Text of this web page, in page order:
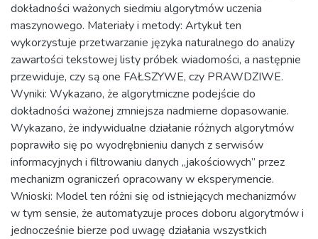
dokładności ważonych siedmiu algorytmów uczenia
maszynowego. Materiały i metody: Artykuł ten
wykorzystuje przetwarzanie języka naturalnego do analizy
zawartości tekstowej listy próbek wiadomości, a następnie
przewiduje, czy są one FAŁSZYWE, czy PRAWDZIWE.
Wyniki: Wykazano, że algorytmiczne podejście do
dokładności ważonej zmniejsza nadmierne dopasowanie.
Wykazano, że indywidualne działanie różnych algorytmów
poprawiło się po wyodrębnieniu danych z serwisów
informacyjnych i filtrowaniu danych „jakościowych” przez
mechanizm ograniczeń opracowany w eksperymencie.
Wnioski: Model ten różni się od istniejących mechanizmów
w tym sensie, że automatyzuje proces doboru algorytmów i
jednocześnie bierze pod uwagę działania wszystkich